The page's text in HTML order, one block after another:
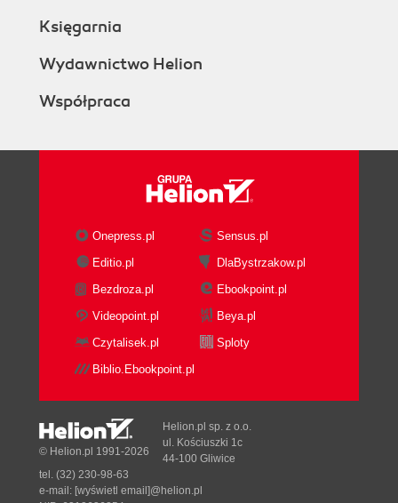
Księgarnia
Wydawnictwo Helion
Współpraca
Onepress.pl
Sensus.pl
Editio.pl
DlaBystrzakow.pl
Bezdroza.pl
Ebookpoint.pl
Videopoint.pl
Beya.pl
Czytalisek.pl
Sploty
Biblio.Ebookpoint.pl
© Helion.pl 1991-2026
Helion.pl sp. z o.o.
ul. Kościuszki 1c
44-100 Gliwice
tel. (32) 230-98-63
e-mail: [wyświetl email]@helion.pl